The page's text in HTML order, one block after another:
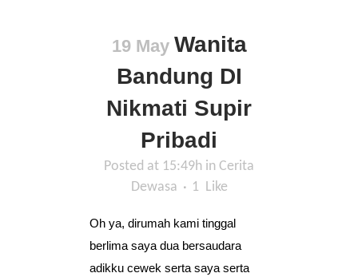
19 May Wanita
Bandung DI
Nikmati Supir
Pribadi
Posted at 15:49h in Cerita
Dewasa
1 Like
Oh ya, dirumah kami tinggal
berlima saya dua bersaudara
adikku cewek serta saya serta